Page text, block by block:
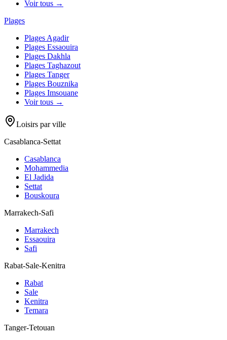
Voir tous →
Plages
Plages Agadir
Plages Essaouira
Plages Dakhla
Plages Taghazout
Plages Tanger
Plages Bouznika
Plages Imsouane
Voir tous →
Loisirs par ville
Casablanca-Settat
Casablanca
Mohammedia
El Jadida
Settat
Bouskoura
Marrakech-Safi
Marrakech
Essaouira
Safi
Rabat-Sale-Kenitra
Rabat
Sale
Kenitra
Temara
Tanger-Tetouan